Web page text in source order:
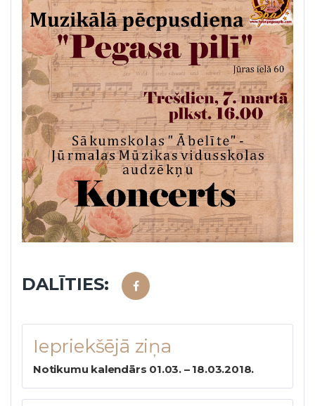
DALĪTIES: Facebook
izvēlne
Iepriekšējā ziņa
Notikumu kalendārs 01.03. – 18.03.2018.